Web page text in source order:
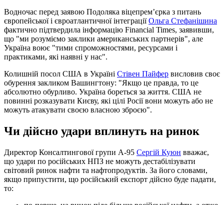
Водночас перед заявою Подоляка віцепрем’єрка з питань
європейської і євроатлантичної інтеграціїОльга Стефанішина
фактично підтвердила інформацію Financial Times, заявивши,
що "ми розуміємо заклики американських партнерів", але
Україна воює "тими спроможностями, ресурсами і
практиками, які наявні у нас".
Колишній посол США в Україні Стівен Пайфер висловив своє
обурення закликом Вашингтону: "Якщо це правда, то це
абсолютно обурливо. Україна бореться за життя. США не
повинні розказувати Києву, які цілі Росії вони можуть або не
можуть атакувати своєю власною зброєю".
Чи дійсно удари вплинуть на ринок
Директор Консалтингової групи А-95 Сергій Куюн вважає,
що удари по російських НПЗ не можуть дестабілізувати
світовий ринок нафти та нафтопродуктів. За його словами,
якщо припустити, що російський експорт дійсно буде падати,
то: